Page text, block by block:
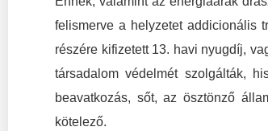
felismerve a helyzetet addicionális
részére kifizetett 13. havi nyugdíj,
társadalom védelmét szolgálták,
beavatkozás, sőt, az ösztönző
kötelező.